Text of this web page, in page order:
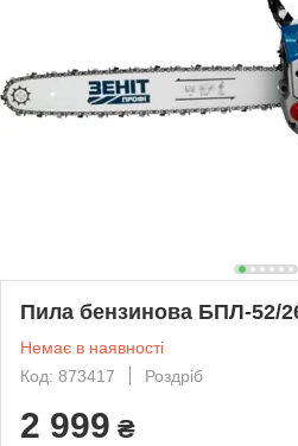
Пила бензинова БПЛ-52/
Немає в наявності
Код: 873417
Роздріб
2 999 ₴